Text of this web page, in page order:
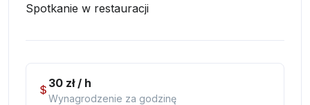
Spotkanie w restauracji
30 zł / h
Wynagrodzenie za godzinę